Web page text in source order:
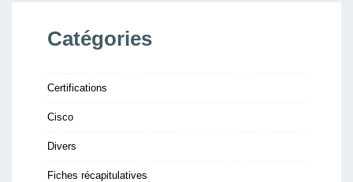
Catégories
Certifications
Cisco
Divers
Fiches récapitulatives